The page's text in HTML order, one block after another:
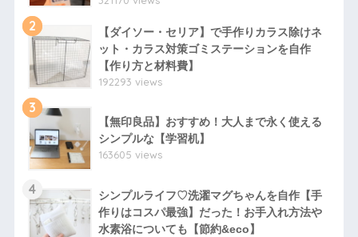
2
【ダイソー・セリア】で手作りカラス除けネ
ット・カラス対策ゴミステーションを自作
【作り方と材料費】
192293 views
3
【無印良品】おすすめ！大人まで永く使える
シンプルな【学習机】
163605 views
4
シンプルライフ♡洗濯マグちゃんを自作【手
作りはコスパ最強】だった！お手入れ方法や
水素浴についても【節約&eco】